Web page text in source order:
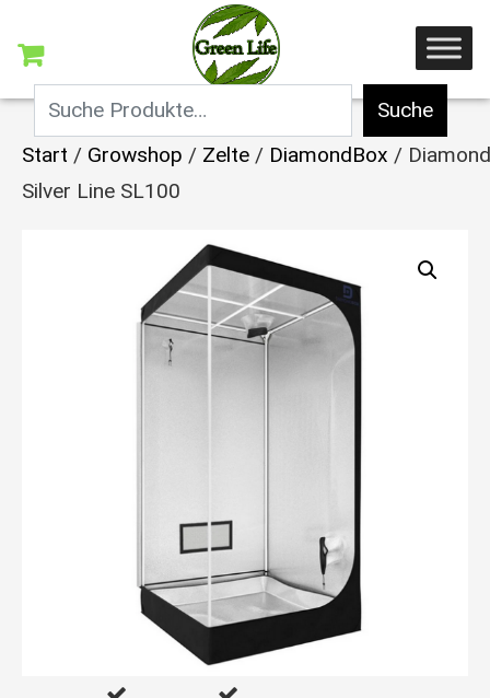
Suche
Start / Growshop / Zelte / DiamondBox /
Silver Line SL100